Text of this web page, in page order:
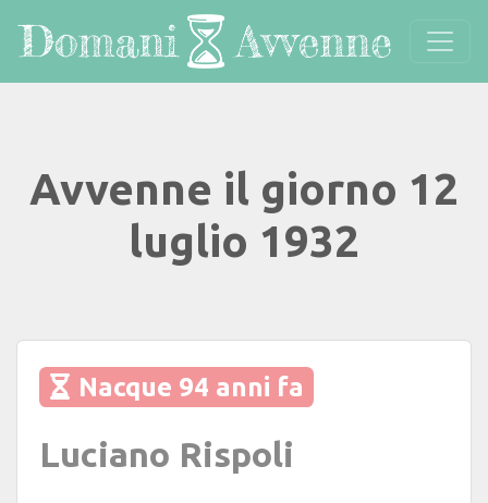
Avvenne il giorno 12
luglio 1932
Nacque 94 anni fa
Luciano Rispoli